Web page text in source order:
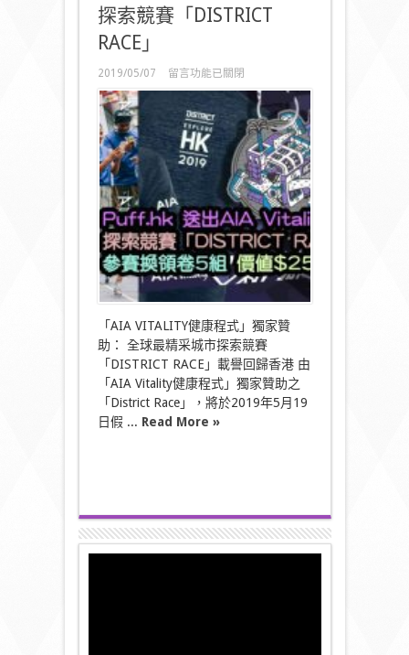
探索競賽「DISTRICT
RACE」
2019/05/07
在
〈Puff.hk
「AIA
VITALITY
健
康
程
式」
城
市
探
索
賽
「DISTRICT
RACE」〉
中
留言功能已關閉
「AIA VITALITY健康程式」獨家贊
助： 全球最精采城市探索競賽
「DISTRICT RACE」載譽回歸香港 由
「AIA Vitality健康程式」獨家贊助之
「District Race」，將於2019年5月19
日假 ... Read More »